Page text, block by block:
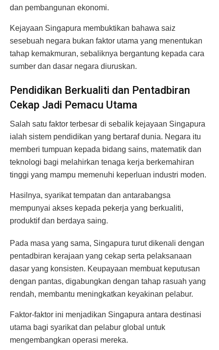
dan pembangunan ekonomi.
Kejayaan Singapura membuktikan bahawa saiz
sesebuah negara bukan faktor utama yang menentukan
tahap kemakmuran, sebaliknya bergantung kepada cara
sumber dan dasar negara diuruskan.
Pendidikan Berkualiti dan Pentadbiran
Cekap Jadi Pemacu Utama
Salah satu faktor terbesar di sebalik kejayaan Singapura
ialah sistem pendidikan yang bertaraf dunia. Negara itu
memberi tumpuan kepada bidang sains, matematik dan
teknologi bagi melahirkan tenaga kerja berkemahiran
tinggi yang mampu memenuhi keperluan industri moden.
Hasilnya, syarikat tempatan dan antarabangsa
mempunyai akses kepada pekerja yang berkualiti,
produktif dan berdaya saing.
Pada masa yang sama, Singapura turut dikenali dengan
pentadbiran kerajaan yang cekap serta pelaksanaan
dasar yang konsisten. Keupayaan membuat keputusan
dengan pantas, digabungkan dengan tahap rasuah yang
rendah, membantu meningkatkan keyakinan pelabur.
Faktor-faktor ini menjadikan Singapura antara destinasi
utama bagi syarikat dan pelabur global untuk
mengembangkan operasi mereka.